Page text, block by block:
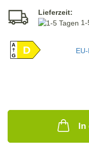
Lieferzeit:
1-
A
GD